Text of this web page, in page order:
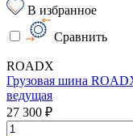
В избранное
Сравнить
ROADX
Грузовая шина
ведущая
27 300 ₽